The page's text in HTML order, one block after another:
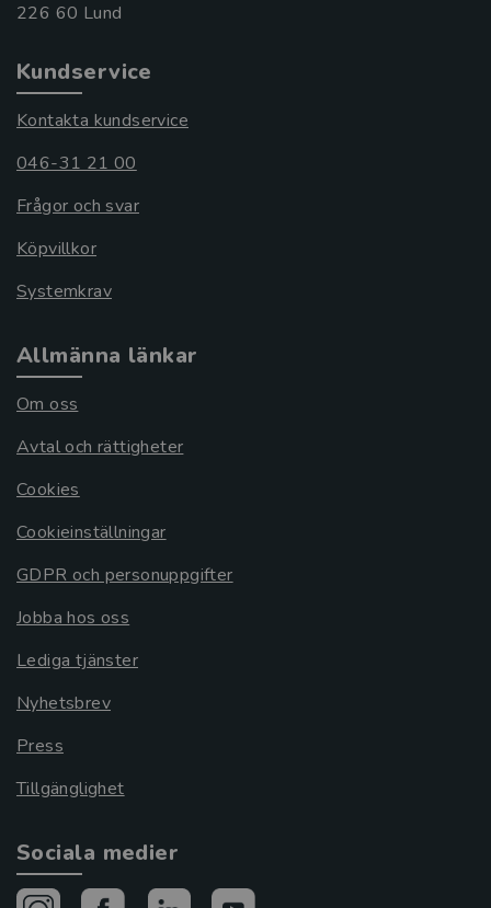
Kundservice
Kontakta kundservice
046-31 21 00
Frågor och svar
Köpvillkor
Systemkrav
Allmänna länkar
Om oss
Avtal och rättigheter
Cookies
Cookieinställningar
GDPR och personuppgifter
Jobba hos oss
Lediga tjänster
Nyhetsbrev
Press
Tillgänglighet
Sociala medier